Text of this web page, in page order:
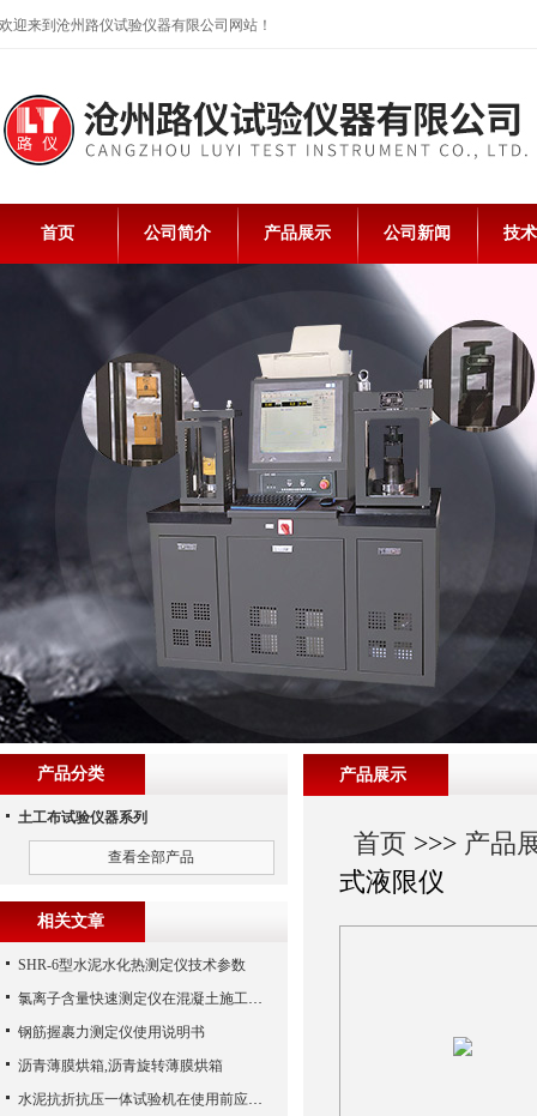
欢迎来到沧州路仪试验仪器有限公司网站！
首页 公司简介 产品展示 公司新闻 技
产品展示
首页 >>> 产品
式液限仪
产品分类
土工布试验仪器系列
查看全部产品
相关文章
SHR-6型水泥水化热测定仪技术参数
氯离子含量快速测定仪在混凝土施工现场的使用
钢筋握裹力测定仪使用说明书
沥青薄膜烘箱,沥青旋转薄膜烘箱
水泥抗折抗压一体试验机在使用前应该做哪些检查工作